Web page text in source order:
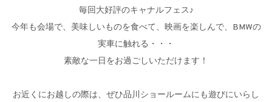
毎回大好評のキャナルフェス♪
今年も会場で、美味しいものを食べて、映画を楽しんで、BMWの
実車に触れる・・・
素敵な一日をお過ごしいただけます！
お近くにお越しの際は、ぜひ品川ショールームにも遊びにいらし